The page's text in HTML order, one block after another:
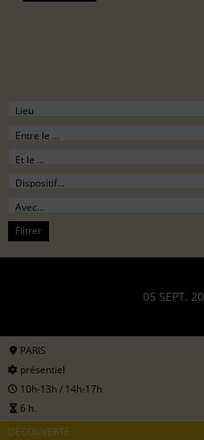
Filtrer
05 SEPT.
PARIS
présentiel
10h-13h / 14h-17h
6 h.
DÉCOUVERTE